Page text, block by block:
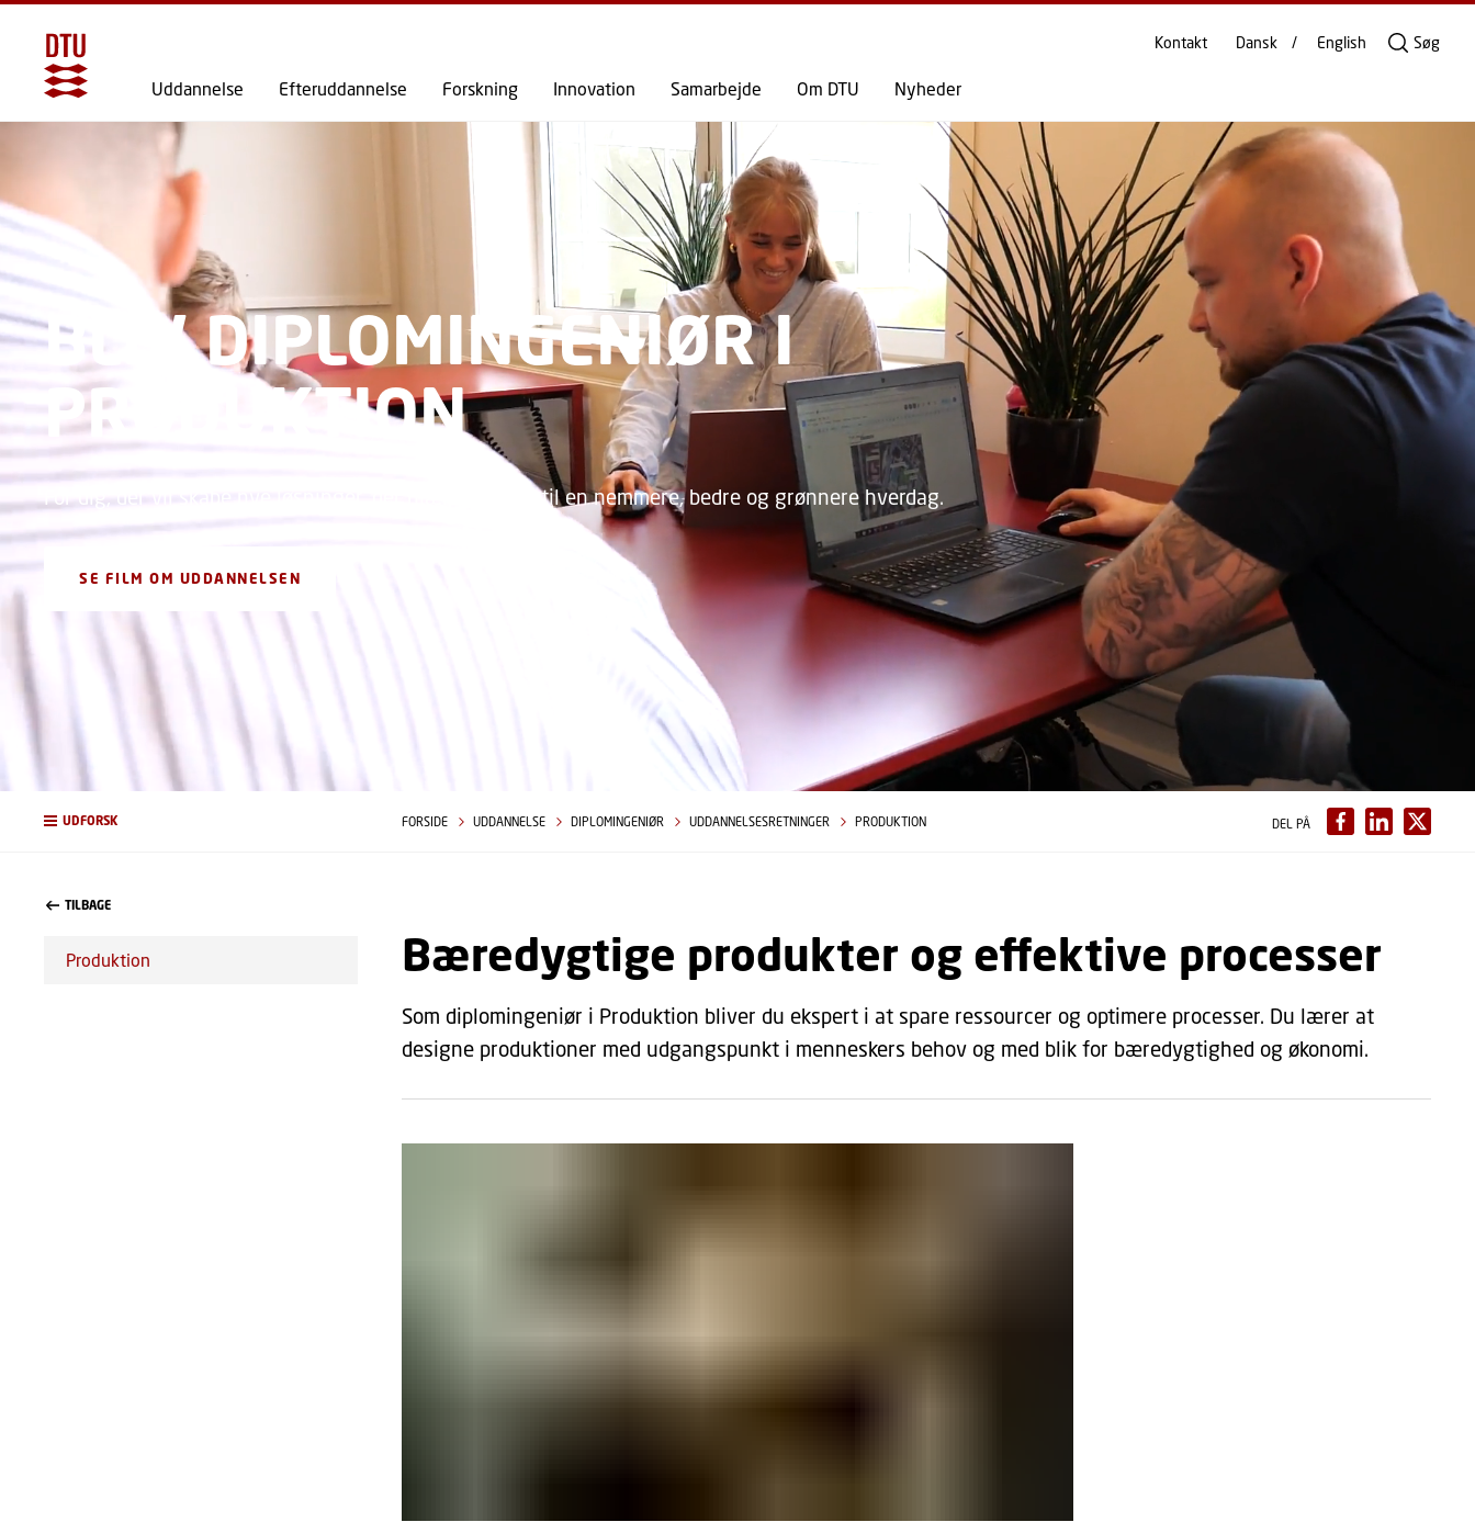
GÅ TIL PRIMÆRT INDHOLD (TRYK ENTER).
Uddannelse Efteruddannelse Forskning Innovation Samarbejde Om DTU Nyheder
Kontakt Dansk English Søg
BLIV DIPLOMINGENIØR I
PRODUKTION
For dig, der vil skabe nye løsninger, der hjælper andre til en nemmere, bedre og grønnere hverdag.
SE FILM OM UDDANNELSEN
UDFORSK FORSIDE UDDANNELSE DIPLOMINGENIØR UDDANNELSESRETNINGER PRODUKTION DEL PÅ
TILBAGE
Produktion Bæredygtige produkter og effektive processer
Som diplomingeniør i Produktion bliver du ekspert i at spare ressourcer og optimere processer. Du lærer at
designe produktioner med udgangspunkt i menneskers behov og med blik for bæredygtighed og økonomi.